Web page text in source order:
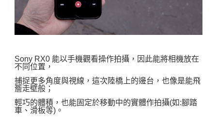
Sony RX0 能以手機觀看操作拍攝，因此能將相機放在
不同位置，
捕捉更多角度與視線， 這次 陸橋上的邊台，也像是能飛
簷走壁般；
輕巧的體積，也能固定於移動中的實體作拍攝(如:腳踏
車、滑板等)。